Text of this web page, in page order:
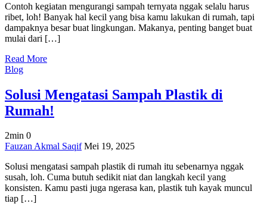
Kegiatan
Mengurangi
Sampah
yang
Kamu
Ikuti!
Contoh kegiatan mengurangi sampah ternyata nggak selalu harus
ribet, loh! Banyak hal kecil yang bisa kamu lakukan di rumah, tapi
dampaknya besar buat lingkungan. Makanya, penting banget buat
mulai dari […]
Read More
Blog
Solusi Mengatasi Sampah Plastik di
Rumah!
2min 0
on
Mengatasi
Sampah
Plastik
di
Fauzan Akmal Saqif Mei 19, 2025
Solusi mengatasi sampah plastik di rumah itu sebenarnya nggak
susah, loh. Cuma butuh sedikit niat dan langkah kecil yang
konsisten. Kamu pasti juga ngerasa kan, plastik tuh kayak muncul
tiap […]